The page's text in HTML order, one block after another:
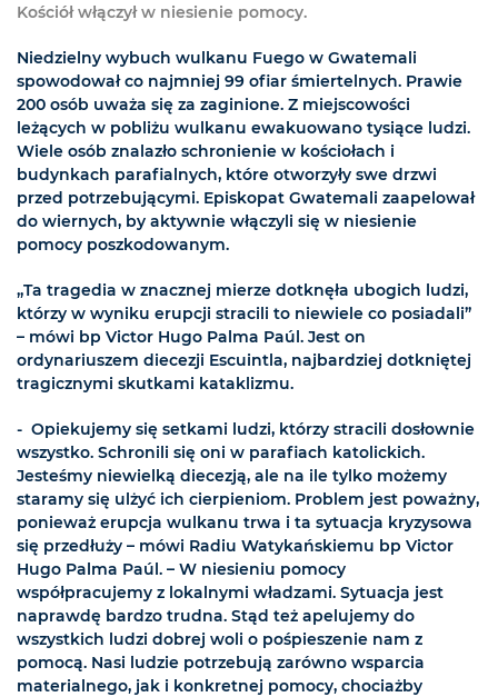
Kościół włączył w niesienie pomocy.
Niedzielny wybuch wulkanu Fuego w Gwatemali
spowodował co najmniej 99 ofiar śmiertelnych. Prawie
200 osób uważa się za zaginione. Z miejscowości
leżących w pobliżu wulkanu ewakuowano tysiące ludzi.
Wiele osób znalazło schronienie w kościołach i
budynkach parafialnych, które otworzyły swe drzwi
przed potrzebującymi. Episkopat Gwatemali zaapelował
do wiernych, by aktywnie włączyli się w niesienie
pomocy poszkodowanym.
„Ta tragedia w znacznej mierze dotknęła ubogich ludzi,
którzy w wyniku erupcji stracili to niewiele co posiadali”
– mówi bp Victor Hugo Palma Paúl. Jest on
ordynariuszem diecezji Escuintla, najbardziej dotkniętej
tragicznymi skutkami kataklizmu.
- Opiekujemy się setkami ludzi, którzy stracili dosłownie
wszystko. Schronili się oni w parafiach katolickich.
Jesteśmy niewielką diecezją, ale na ile tylko możemy
staramy się ulżyć ich cierpieniom. Problem jest poważny,
ponieważ erupcja wulkanu trwa i ta sytuacja kryzysowa
się przedłuży – mówi Radiu Watykańskiemu bp Victor
Hugo Palma Paúl. – W niesieniu pomocy
współpracujemy z lokalnymi władzami. Sytuacja jest
naprawdę bardzo trudna. Stąd też apelujemy do
wszystkich ludzi dobrej woli o pośpieszenie nam z
pomocą. Nasi ludzie potrzebują zarówno wsparcia
materialnego, jak i konkretnej pomocy, chociażby